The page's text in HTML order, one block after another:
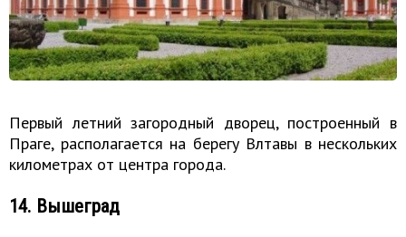
Первый летний загородный дворец, построенный в
Праге, располагается на берегу Влтавы в нескольких
километрах от центра города.
14. Вышеград